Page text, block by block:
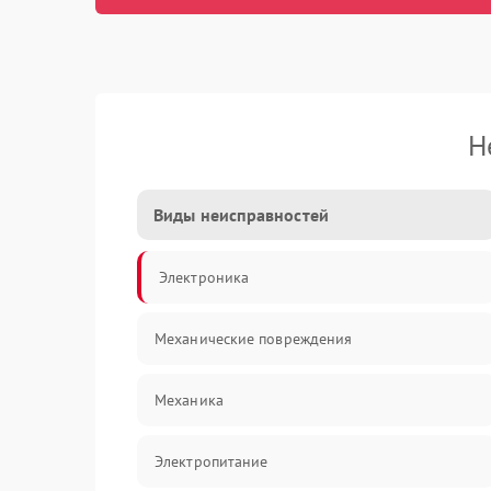
Виды неисправностей
Электроника
Механические повреждения
Механика
Электропитание